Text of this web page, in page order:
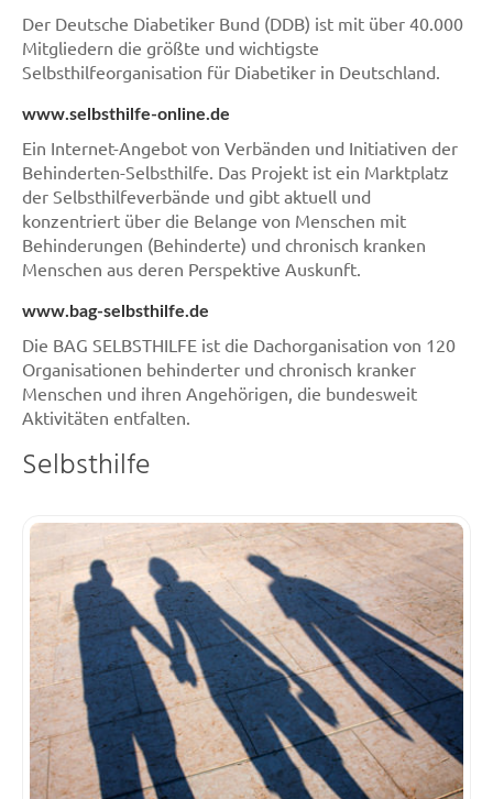
Der Deutsche Diabetiker Bund (DDB) ist mit über 40.000
Mitgliedern die größte und wichtigste
Selbsthilfeorganisation für Diabetiker in Deutschland.
www.selbsthilfe-online.de
Ein Internet-Angebot von Verbänden und Initiativen der
Behinderten-Selbsthilfe. Das Projekt ist ein Marktplatz
der Selbsthilfeverbände und gibt aktuell und
konzentriert über die Belange von Menschen mit
Behinderungen (Behinderte) und chronisch kranken
Menschen aus deren Perspektive Auskunft.
www.bag-selbsthilfe.de
Die BAG SELBSTHILFE ist die Dachorganisation von 120
Organisationen behinderter und chronisch kranker
Menschen und ihren Angehörigen, die bundesweit
Aktivitäten entfalten.
Selbsthilfe